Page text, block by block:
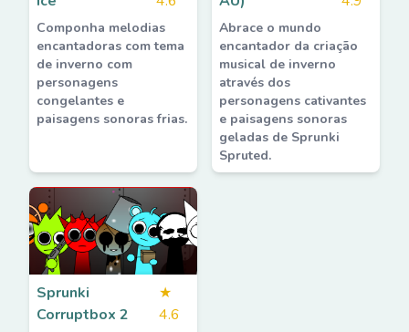
Componha melodias
encantadoras com tema
de inverno com
personagens
congelantes e
paisagens sonoras frias.
Abrace o mundo
encantador da criação
musical de inverno
através dos
personagens cativantes
e paisagens sonoras
geladas de Sprunki
Spruted.
Sprunki
Corruptbox 2
★
4.6